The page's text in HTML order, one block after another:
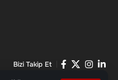
Bizi Takip Et